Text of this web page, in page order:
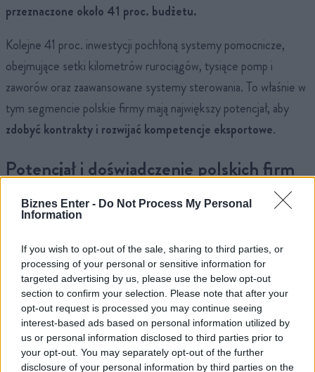
Biznes Enter - Do Not Process My Personal
Information
If you wish to opt-out of the sale, sharing to third parties, or
processing of your personal or sensitive information for
targeted advertising by us, please use the below opt-out
section to confirm your selection. Please note that after your
opt-out request is processed you may continue seeing
interest-based ads based on personal information utilized by
us or personal information disclosed to third parties prior to
your opt-out. You may separately opt-out of the further
disclosure of your personal information by third parties on the
przeznaczone około 41 proc. budżetu.
Kolejne 41 proc. inwestycji pochłoną systemy pomocnicze,
obejmujące setki kilometrów rurociągów, tysiące pomp i
zaworów oraz zaawansowane systemy sterowania. To właśnie w
tym segmencie polskie firmy mają największy potencjał, aby
zdobyć kontrakty i rozwijać kompetencje eksportowe.
Potencjał i doświadczenie polskich firm
Zainteresowanie polskiego przemysłu udziałem wbudowie
pracach zgłosiło 338 krajowych podmiotów. Eksperci PIE
zwracają jednak uwagę na poważny problem. Jedynie 23 proc.
polskich firm posiada jakiekolwiek doświadczenie zdobyte przy
zagranicznych projektach jądrowych. W przypadku średnich i
dużych przedsiębiorstw odsetek ten wynosi odpowiednio 18 i
26 proc.